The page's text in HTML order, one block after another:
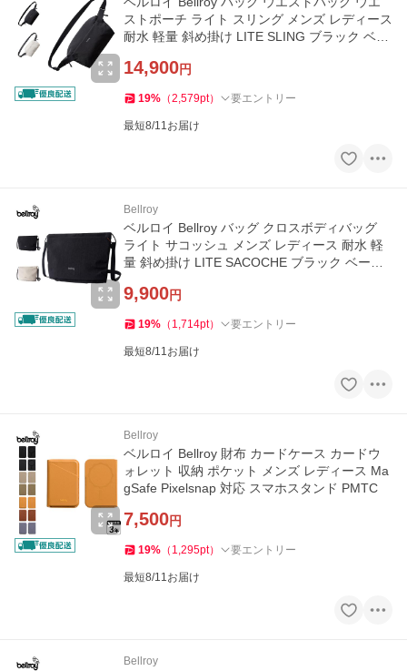
ストポーチ ライト スリング メンズ レディース
耐水 軽量 斜め掛け LITE SLING ブラック ベー
14,900円
19% （2,579pt） 要エントリー
最短8/11お届け
Bellroy
ベルロイ Bellroy バッグ クロスボディバッグ
ライト サコッシュ メンズ レディース 耐水 軽
量 斜め掛け LITE SACOCHE ブラック ベージ
9,900円
19% （ 1,714pt） 要エントリー
最短8/11お届け
Bellroy
ベルロイ Bellroy 財布 カードケース カードウ
ォレット 収納 ポケット メンズ レディース Ma
gSafe Pixelsnap 対応 スマホスタンド PMTC
7,500円
19% （ 1,295pt） 要エントリー
最短8/11お届け
Bellroy